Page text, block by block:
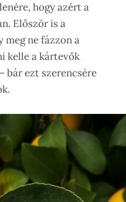
hogy azért a
Először is a
ne fázzon a
kelle a kártevők
bár ezt szerencsére